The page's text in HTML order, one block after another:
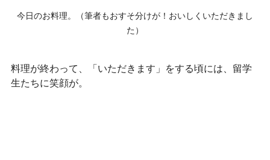
今日のお料理。（筆者もおすそ分けが！おいしくいただきまし
た）
料理が終わって、「いただきます」をする頃には、留学
生たちに笑顔が。